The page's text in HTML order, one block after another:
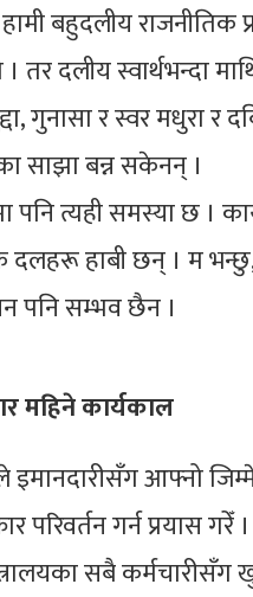
बहुदलीय
हो । तर दलीय
गुनासा र स्वर मधुरा र
साझा बन्न सकेनन् ।
पनि त्यही समस्या छ ।
दलहरू हाबी छन् । म
पनि सम्भव छैन ।
महिने कार्यकाल
इमानदारीसँग आफ्नो
परिवर्तन गर्न प्रयास गरेँ
सबै